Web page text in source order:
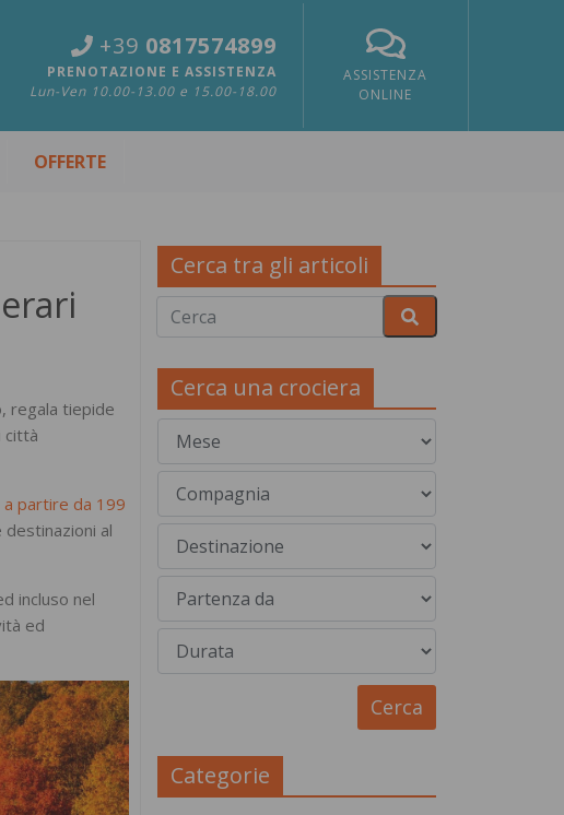
+39 0817574899
PRENOTAZIONE E ASSISTENZA
Lun-Ven 10.00-13.00 e 15.00-18.00
ASSISTENZA
ONLINE
OFFERTE
regala tiepide
città
a partire da 199
al
incluso nel
ed
Cerca tra gli articoli
Cerca una crociera
Categorie